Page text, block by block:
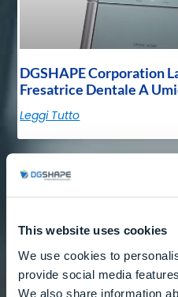
This website uses cookies
We use cookies to
provide social media
We also share information
DGSHAPE Corporation
Fresatrice Dentale A
Leggi Tutto
Prodotto